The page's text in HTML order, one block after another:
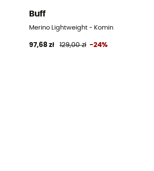
Buff
Merino Lightweight - Komin
97,68 zł 129,00 zł -24%